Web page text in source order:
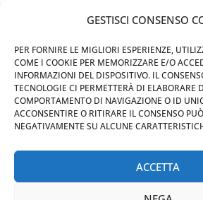
GESTISCI CONSENSO
PER FORNIRE LE MIGLIORI ESPERIENZE,
COME I COOKIE PER MEMORIZZARE E/O
INFORMAZIONI DEL DISPOSITIVO. IL
TECNOLOGIE CI PERMETTERÀ DI ELABORARE
COMPORTAMENTO DI NAVIGAZIONE O ID
ACCONSENTIRE O RITIRARE IL CONSENSO
NEGATIVAMENTE SU ALCUNE
ACCETTA
349 3863811
chiavicodificate@gmail.com
Privacy Policy
Cookie Policy
MAPS